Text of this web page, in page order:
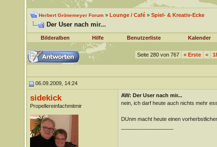
Herbert Grönemeyer Forum» Lounge / Café» Spiel- & Kreativ-Ecke
Der User nach mir...
Bilderalben Hilfe Benutzerliste Kalender
Seite 280 von 767 «Erste <
06.09.2009, 14:24
sidekick
Propellereinfachmitmir
AW: Der User nach mir...
nein, ich darf heute auch nichts mehr
DUnm macht heute einen